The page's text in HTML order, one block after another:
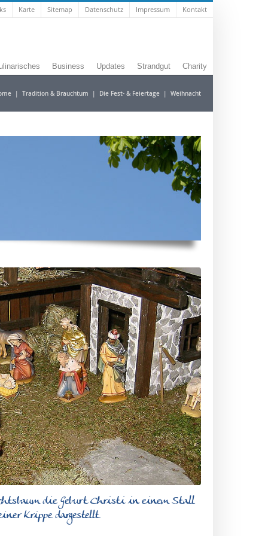
Karte Sitemap Datenschutz Impressum Kontakt
Business Updates Strandgut Charity
| Tradition & Brauchtum | Die Fest- & Feiertage | Weihnacht
die Geburt Christi in einem Stall
Krippe dargestellt